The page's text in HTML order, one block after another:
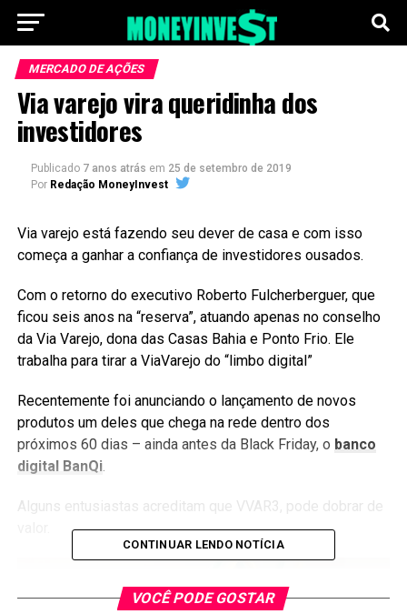
MERCADO DE AÇÕES
Via varejo vira queridinha dos
investidores
Publicado 7 anos atrás em 25 de setembro de 2019
Por Redação MoneyInvest
Via varejo está fazendo seu dever de casa e com isso
começa a ganhar a confiança de investidores ousados.
Com o retorno do executivo Roberto Fulcherberguer, que
ficou seis anos na “reserva”, atuando apenas no conselho
da Via Varejo, dona das Casas Bahia e Ponto Frio. Ele
trabalha para tirar a ViaVarejo do “limbo digital”
Recentemente foi anunciando o lançamento de novos
produtos um deles que chega na rede dentro dos
próximos 60 dias – ainda antes da Black Friday, o banco
digital BanQi.
Alguns entusiastas acreditam que VVAR3, pode dobrar de
CONTINUAR LENDO NOTÍCIA
VOCÊ PODE GOSTAR